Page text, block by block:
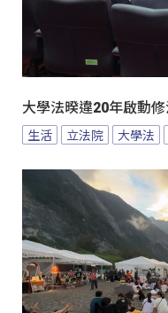
大學法暌違20年啟動
生活 立法院 大學法